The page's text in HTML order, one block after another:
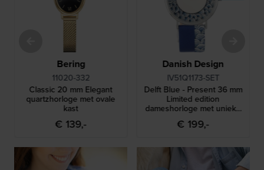
Bering
11020-332
Classic 20 mm Elegant
quartzhorloge met ovale
kast
€ 139,-
Danish Design
IV51Q1173-SET
Delft Blue - Present 36 mm
Limited edition
dameshorloge met unieke
Delfts blauwe hanger
€ 199,-